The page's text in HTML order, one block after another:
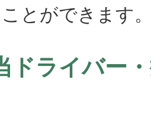
とができます
ドライバー